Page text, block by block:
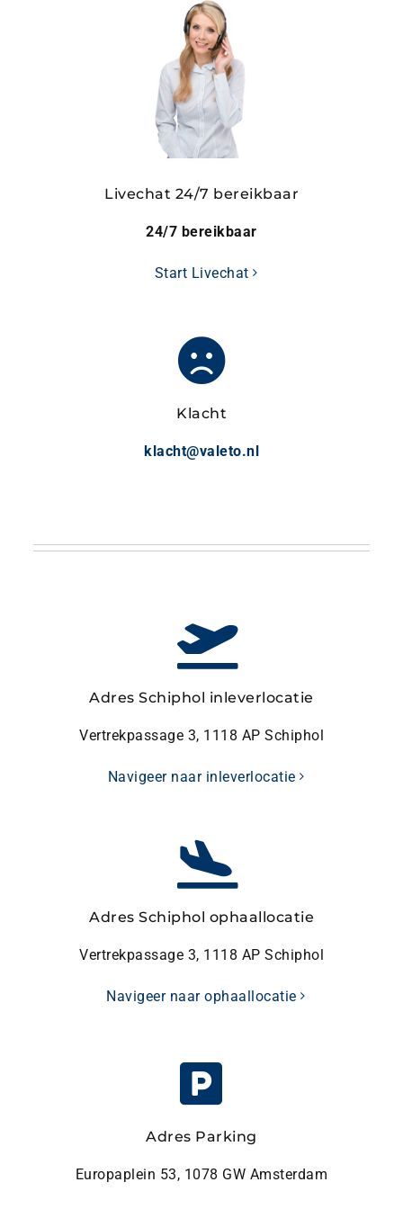
Livechat 24/7 bereikbaar
24/7 bereikbaar
Start Livechat
Klacht
klacht@valeto.nl
Adres Schiphol inleverlocatie
Vertrekpassage 3, 1118 AP Schiphol
Navigeer naar inleverlocatie
Adres Schiphol ophaallocatie
Vertrekpassage 3, 1118 AP Schiphol
Navigeer naar ophaallocatie
Adres Parking
Europaplein 53, 1078 GW Amsterdam